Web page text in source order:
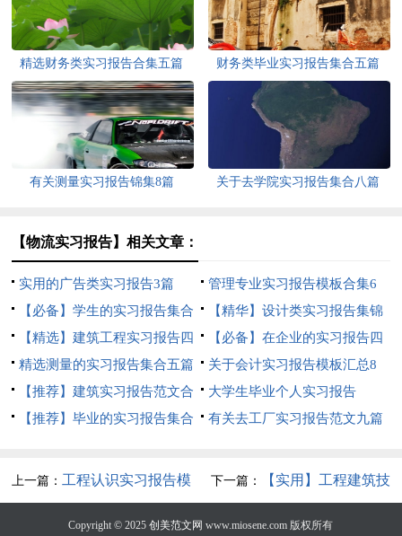
精选财务类实习报告合集五篇 财务类毕业实习报告集合五篇
有关测量实习报告锦集8篇 关于去学院实习报告集合八篇
【物流实习报告】相关文章：
实用的广告类实习报告3篇
管理专业实习报告模板合集6
篇
【必备】学生的实习报告集合
9篇
【精华】设计类实习报告集锦
6篇
【精选】建筑工程实习报告四
篇
【必备】在企业的实习报告四
篇
精选测量的实习报告集合五篇
关于会计实习报告模板汇总8
篇
【推荐】建筑实习报告范文合
集六篇
大学生毕业个人实习报告
【推荐】毕业的实习报告集合
有关去工厂实习报告范文九篇
上一篇： 工程认识实习报告模
下一篇：
【实用】工程建筑技
Copyright © 2025创美范文网 www.miosene.com 版权所有